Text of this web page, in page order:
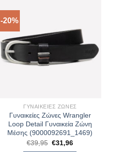
-20%
ΓΥΝΑΙΚΕΊΕΣ ΖΏΝΕΣ
Γυναικείες Ζώνες Wrangler
Loop Detail Γυναικεία Ζώνη
Μέσης (9000092691_1469)
€39,95 Original
€31,96Η